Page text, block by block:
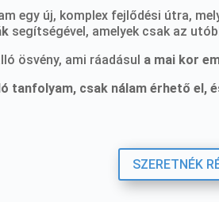
egy új, komplex fejlődési útra,
segítségével, amelyek csak az
ösvény, ami ráadásul a mai kor
tanfolyam, csak nálam érhető el,
SZERETNÉK